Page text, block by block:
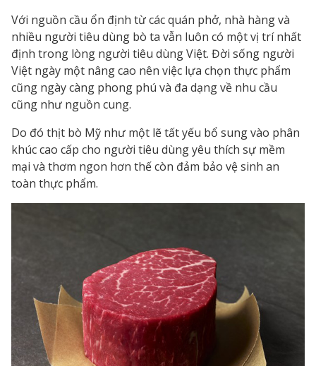
Với nguồn cầu ổn định từ các quán phở, nhà hàng và
nhiều người tiêu dùng bò ta vẫn luôn có một vị trí nhất
định trong lòng người tiêu dùng Việt. Đời sống người
Việt ngày một nâng cao nên việc lựa chọn thực phẩm
cũng ngày càng phong phú và đa dạng về nhu cầu
cũng như nguồn cung.
Do đó thịt bò Mỹ như một lẽ tất yếu bổ sung vào phân
khúc cao cấp cho người tiêu dùng yêu thích sự mềm
mại và thơm ngon hơn thế còn đảm bảo vệ sinh an
toàn thực phẩm.